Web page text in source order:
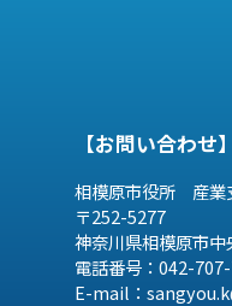
【お問い合わせ】
相模原市役所 産業
〒252-5277
神奈川県相模原市
電話番号：042-
E-mail：